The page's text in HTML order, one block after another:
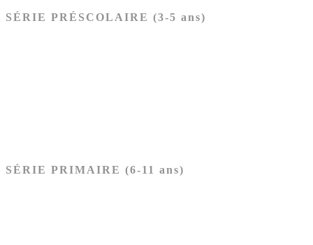
SÉRIE PRÉSCOLAIRE (3-5 ans)
SÉRIE PRIMAIRE (6-11 ans)